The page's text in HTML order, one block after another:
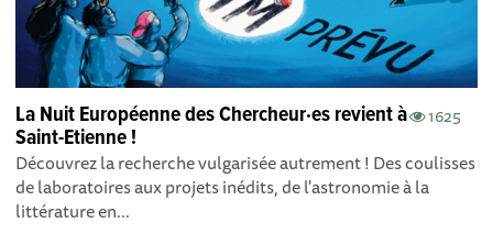
1625
La Nuit Européenne des Chercheur·es revient à
Saint-Etienne !
Découvrez la recherche vulgarisée autrement ! Des coulisses
de laboratoires aux projets inédits, de l'astronomie à la
littérature en...